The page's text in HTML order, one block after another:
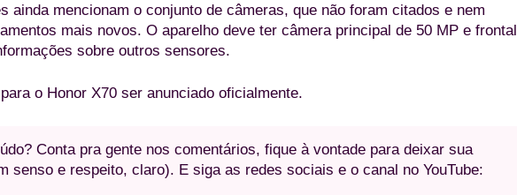
ainda mencionam o conjunto de câmeras, que não foram citados e nem
mais novos. O aparelho deve ter câmera principal de 50 MP e frontal
sobre outros sensores.
o Honor X70 ser anunciado oficialmente.
Conta pra gente nos comentários, fique à vontade para deixar sua
senso e respeito, claro). E siga as redes sociais e o canal no YouTube: